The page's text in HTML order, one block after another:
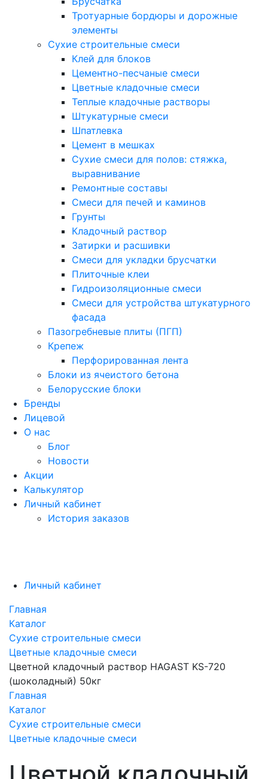
Тротуарные бордюры и дорожные
элементы
Сухие строительные смеси
Клей для блоков
Цементно-песчаные смеси
Цветные кладочные смеси
Теплые кладочные растворы
Штукатурные смеси
Шпатлевка
Цемент в мешках
Сухие смеси для полов: стяжка,
выравнивание
Ремонтные составы
Смеси для печей и каминов
Грунты
Кладочный раствор
Затирки и расшивки
Смеси для укладки брусчатки
Плиточные клеи
Гидроизоляционные смеси
Смеси для устройства штукатурного
фасада
Пазогребневые плиты (ПГП)
Крепеж
Перфорированная лента
Блоки из ячеистого бетона
Белорусские блоки
Бренды
Лицевой
О нас
Блог
Новости
Акции
Калькулятор
Личный кабинет
История заказов
Личный кабинет
Главная
Каталог
Сухие строительные смеси
Цветные кладочные смеси
Цветной кладочный раствор HAGAST KS-720
(шоколадный) 50кг
Главная
Каталог
Сухие строительные смеси
Цветные кладочные смеси